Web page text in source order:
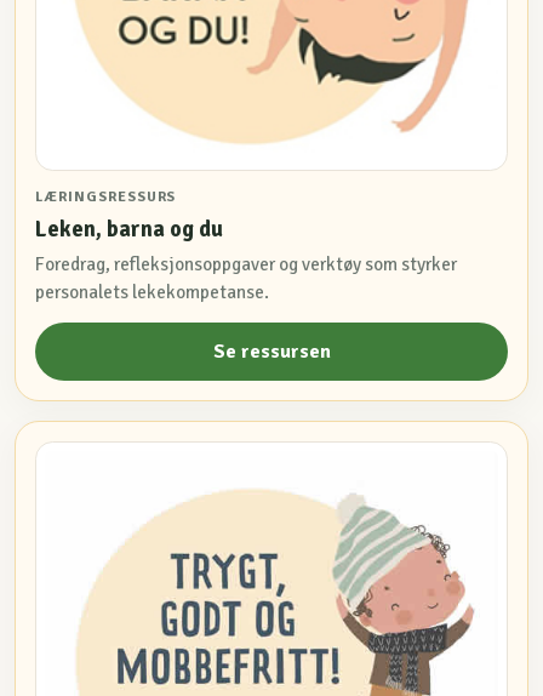
LÆRINGSRESSURS
Leken, barna og du
Foredrag, refleksjonsoppgaver og verktøy som styrker
personalets lekekompetanse.
Se ressursen